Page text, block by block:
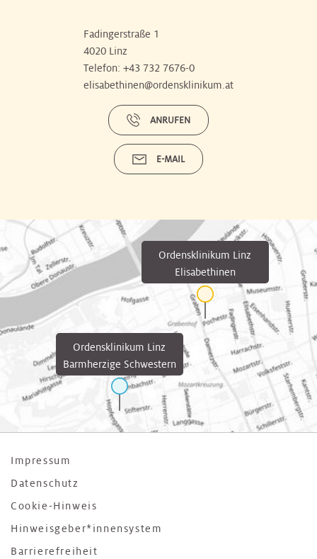
Fadingerstraße 1
4020 Linz
Telefon: +43 732 7676-0
elisabethinen@ordensklinikum.at
ANRUFEN
E-MAIL
Ordensklinikum Linz
Barmherzige Schwestern
Ordensklinikum Linz
Elisabethinen
Impressum
Datenschutz
Cookie-Hinweis
Hinweisgeber*innensystem
Barrierefreiheit